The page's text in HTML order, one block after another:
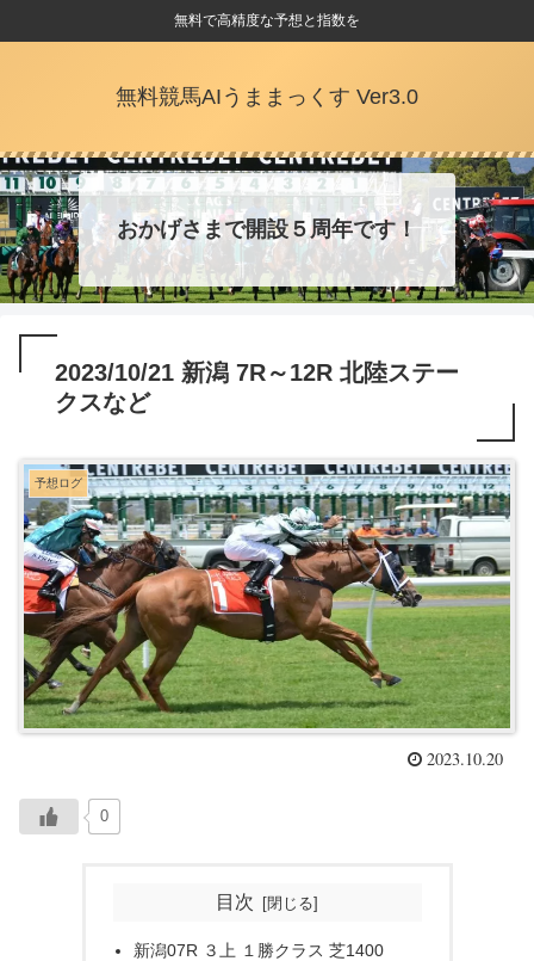
無料で高精度な予想と指数を
無料競馬AIうままっくす Ver3.0
おかげさまで開設５周年です！
2023/10/21 新潟 7R～12R 北陸ステー
クスなど
予想ログ
2023.10.20
0
目次
新潟07R ３上 １勝クラス 芝1400